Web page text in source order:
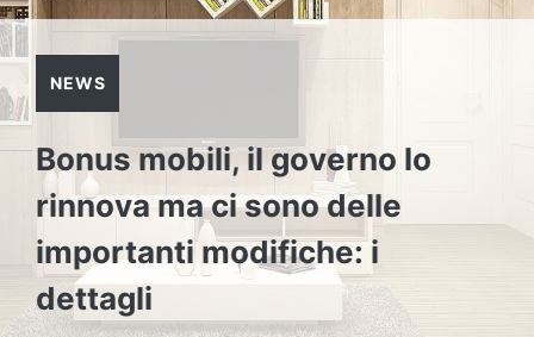
NEWS
Bonus mobili, il governo lo
rinnova ma ci sono delle
importanti modifiche: i
dettagli